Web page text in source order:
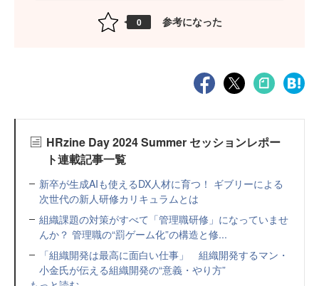
0 参考になった
HRzine Day 2024 Summer セッションレポー
ト連載記事一覧
新卒が生成AIも使えるDX人材に育つ！ ギブリーによる
次世代の新人研修カリキュラムとは
組織課題の対策がすべて「管理職研修」になっていませ
んか？ 管理職の“罰ゲーム化”の構造と修...
「組織開発は最高に面白い仕事」 組織開発するマン・
小金氏が伝える組織開発の“意義・やり方”